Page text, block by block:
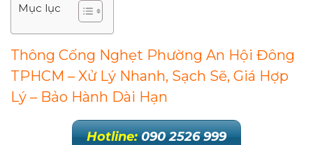
Mục lục
Thông Cống Nghẹt Phường An Hội Đông
TPHCM – Xử Lý Nhanh, Sạch Sẽ, Giá Hợp
Lý – Bảo Hành Dài Hạn
Hotline: 090 2526 999